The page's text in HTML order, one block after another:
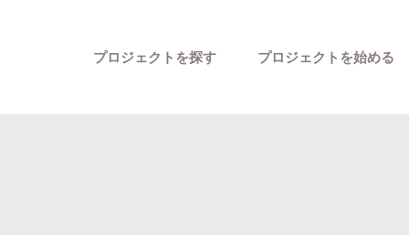
プロジェクトを探す プロジェクトを始める